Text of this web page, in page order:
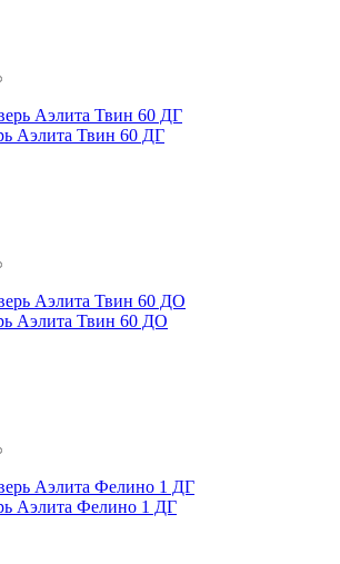
Аэлита Твин 60 ДГ
Аэлита Твин 60 ДО
Аэлита Фелино 1 ДГ